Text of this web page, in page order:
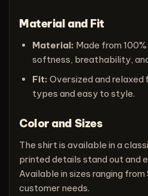
Material and Fit
Material: Made from
softness, breathability,
Fit: Oversized and
types and easy to style.
Color and Sizes
The shirt is available in a
printed details stand out and
Available in sizes ranging
customer needs.